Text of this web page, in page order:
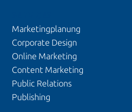
Marketingplanung
Corporate Design
Online Marketing
Content Marketing
Public Relations
Publishing